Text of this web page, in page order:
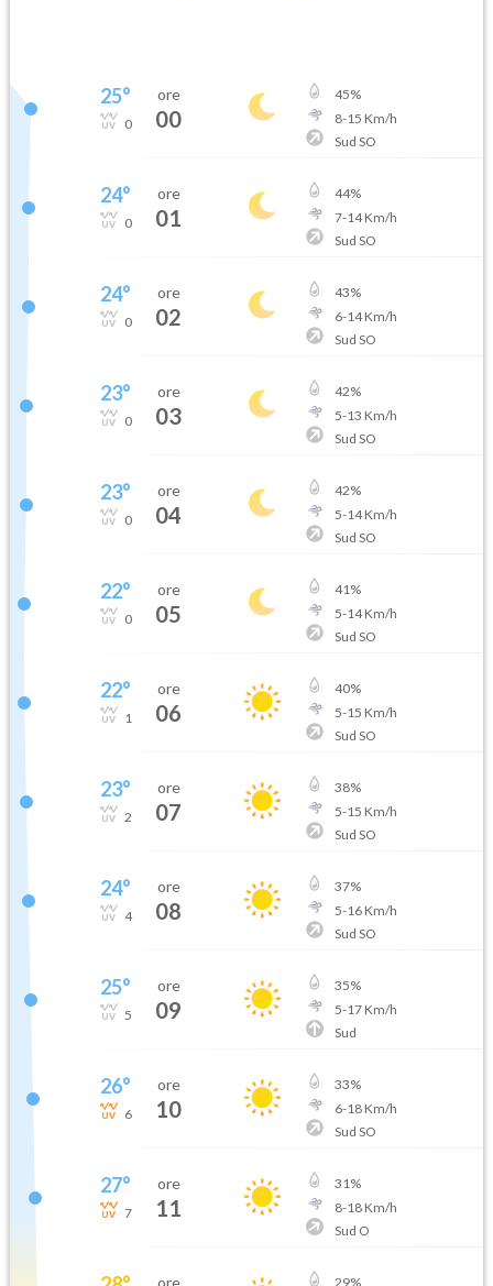
25°
0
ore
00
45%
8-15 Km/h
Sud SO
24°
0
ore
01
44%
7-14Km/h
Sud SO
24°
0
ore
02
43%
6-14Km/h
Sud SO
23°
0
ore
03
42%
5-13 Km/h
Sud SO
23°
0
ore
04
42%
5-14Km/h
Sud SO
22°
0
ore
05
41%
5-14Km/h
Sud SO
22°
1
ore
06
40%
5-15 Km/h
Sud SO
23°
2
ore
07
38%
5-15 Km/h
Sud SO
24°
4
ore
08
37%
5-16Km/h
Sud SO
25°
5
ore
09
35%
5-17Km/h
Sud
26°
6
ore
10
33%
6-18Km/h
Sud SO
27°
7
ore
11
31%
8-18Km/h
Sud O
ore 29%